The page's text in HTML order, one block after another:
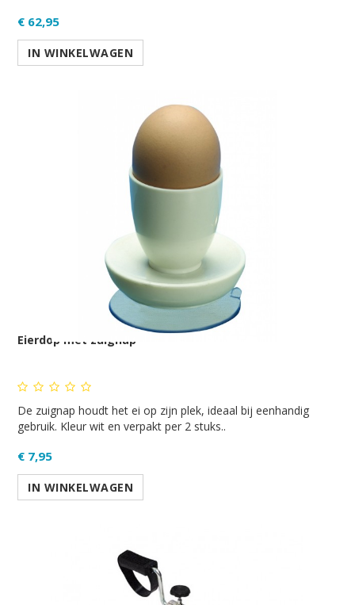
€ 62,95
IN WINKELWAGEN
Eierdop met zuignap
De zuignap houdt het ei op zijn plek, ideaal bij eenhandig
gebruik. Kleur wit en verpakt per 2 stuks..
€ 7,95
IN WINKELWAGEN